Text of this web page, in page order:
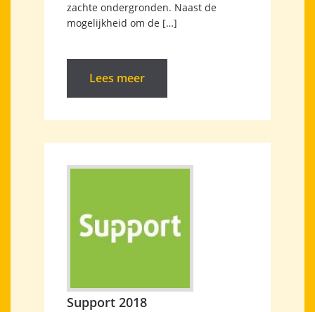
zachte ondergronden. Naast de
mogelijkheid om de […]
Lees meer
Support 2018